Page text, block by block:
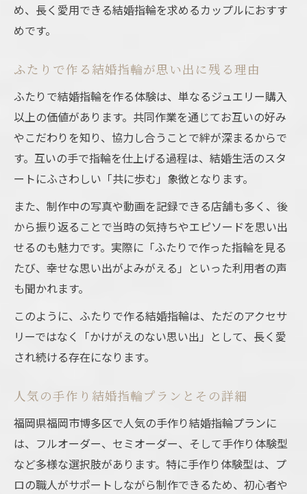
め、長く愛用できる結婚指輪を求めるカップルにおすす
めです。
ふたりで作る結婚指輪が思い出に残る理由
ふたりで結婚指輪を作る体験は、単なるジュエリー購入
以上の価値があります。共同作業を通じてお互いの好み
やこだわりを知り、協力し合うことで絆が深まるからで
す。互いの手で指輪を仕上げる過程は、結婚生活のスタ
ートにふさわしい「共に歩む」象徴となります。
また、制作中の写真や動画を記録できる店舗も多く、後
から振り返ることで当時の気持ちやエピソードを思い出
せるのも魅力です。実際に「ふたりで作った指輪を見る
たび、幸せな思い出がよみがえる」といった利用者の声
も聞かれます。
このように、ふたりで作る結婚指輪は、ただのアクセサ
リーではなく「かけがえのない思い出」として、長く愛
され続ける存在になります。
人気の手作り結婚指輪プランとその詳細
福岡県福岡市博多区で人気の手作り結婚指輪プランに
は、フルオーダー、セミオーダー、そして手作り体験型
など多様な選択肢があります。特に手作り体験型は、プ
ロの職人がサポートしながら制作できるため、初心者や